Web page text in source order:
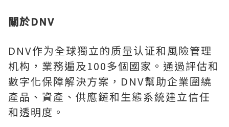
關於DNV
DNV作为全球獨立的质量认证和風險管理
机构 ，業務遍及100多個國家。通過評估和
數字化保障解決方案，DNV幫助企業圍繞
產品、資產、供應鏈和生態系統建立信任
和透明度。